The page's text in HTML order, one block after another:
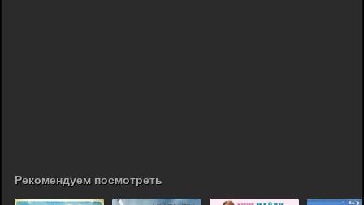
Рекомендуем посмотреть